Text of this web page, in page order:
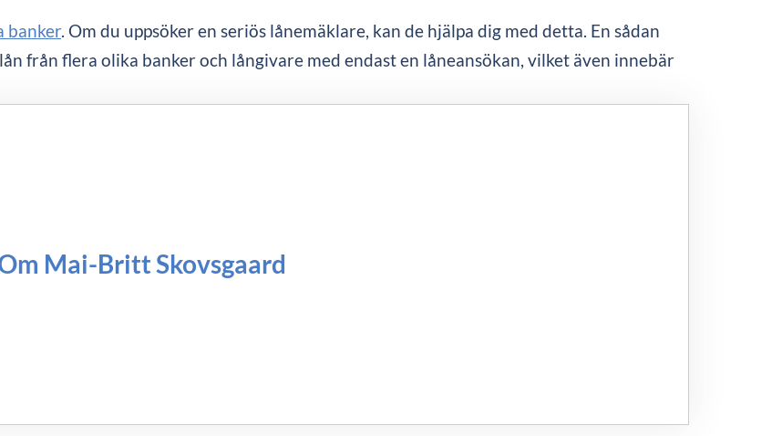
banker. Om du uppsöker en seriös lånemäklare, kan de hjälpa dig med detta. En sådan
från flera olika banker och långivare med endast en låneansökan, vilket även innebär
Mai-Britt Skovsgaard